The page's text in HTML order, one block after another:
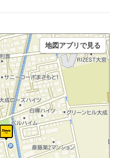
地図アプリで見る